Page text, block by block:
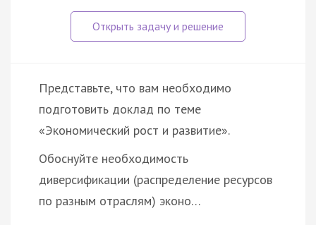
Представьте, что вам необходимо
подготовить доклад по теме
«Экономический рост и развитие».
Обоснуйте необходимость
диверсификации (распределение ресурсов
по разным отраслям) эконо…